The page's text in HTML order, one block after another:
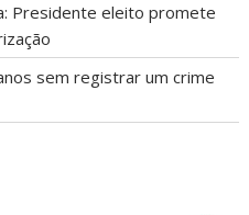
Presidente eleito promete
sem registrar um crime